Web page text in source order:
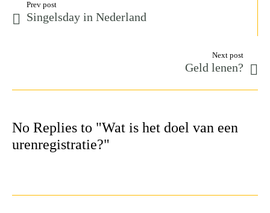
Prev post
Singelsday in Nederland
Next post
Geld lenen?
No Replies to "Wat is het doel van een
urenregistratie?"